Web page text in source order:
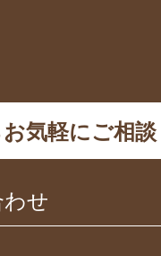
気軽にご相談
せ